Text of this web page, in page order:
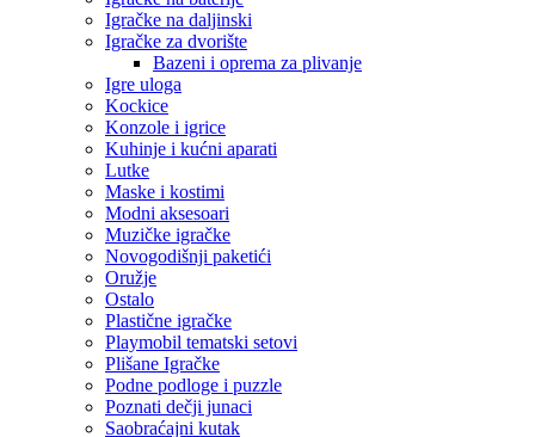
Igračke na daljinski
‎Igračke za dvorište
Bazeni i oprema za plivanje
Igre uloga
Kockice
Konzole i igrice
Kuhinje i kućni aparati
Lutke
Maske i kostimi
Modni aksesoari
Muzičke igračke
Novogodišnji paketići
Oružje
Ostalo
Plastične igračke
Playmobil tematski setovi
Plišane Igračke
Podne podloge i puzzle
Poznati dečji junaci
Saobraćajni kutak